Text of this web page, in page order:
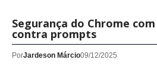
Segurança do Chrome com
contra prompts
PorJardeson Márcio09/12/2025